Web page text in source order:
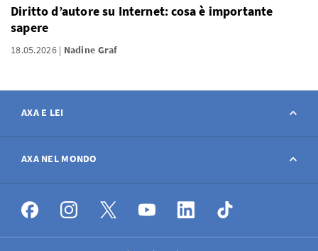
Diritto d’autore su Internet: cosa è importante
sapere
18.05.2026 Nadine Graf
AXA E LEI
Contatto
Avviso sinistro
Offerte di lavoro
AXA NEL MONDO
AXA nel mondo